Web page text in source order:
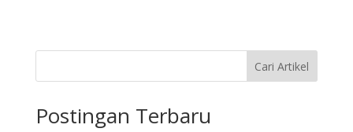
Cari Artikel
Postingan Terbaru